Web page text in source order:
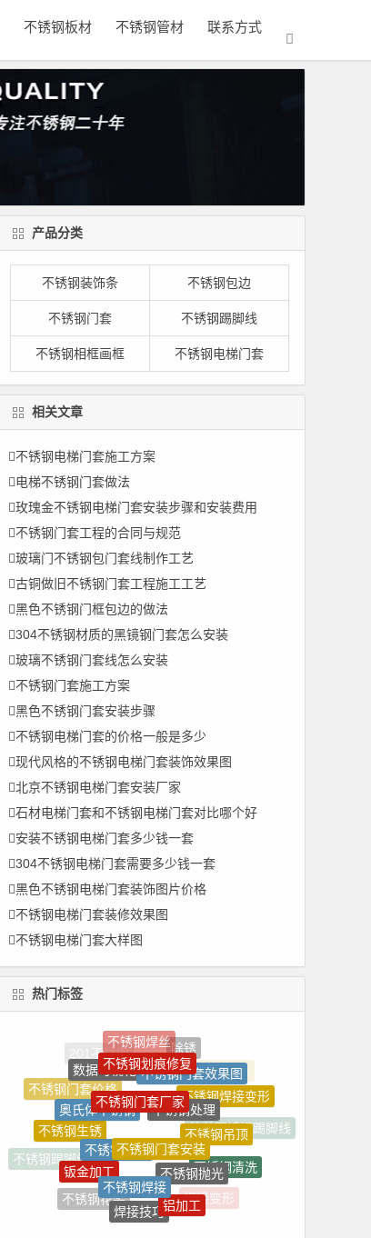
不锈钢板材 不锈钢管材 联系方式
产品分类
不锈钢装饰条 不锈钢包边
不锈钢门套 不锈钢踢脚线
不锈钢相框画框 不锈钢电梯门套
相关文章
不锈钢电梯门套施工方案
电梯不锈钢门套做法
玫瑰金不锈钢电梯门套安装步骤和安装费用
不锈钢门套工程的合同与规范
玻璃门不锈钢包门套线制作工艺
古铜做旧不锈钢门套工程施工工艺
黑色不锈钢门框包边的做法
304不锈钢材质的黑镜钢门套怎么安装
玻璃不锈钢门套线怎么安装
不锈钢门套施工方案
黑色不锈钢门套安装步骤
不锈钢电梯门套的价格一般是多少
现代风格的不锈钢电梯门套装饰效果图
北京不锈钢电梯门套安装厂家
石材电梯门套和不锈钢电梯门套对比哪个好
安装不锈钢电梯门套多少钱一套
304不锈钢电梯门套需要多少钱一套
黑色不锈钢电梯门套装饰图片价格
不锈钢电梯门套装修效果图
不锈钢电梯门套大样图
热门标签
不锈钢门套价格
数据可视化
不锈钢划痕修复
不锈钢门套效果图
不锈钢焊接变形
拉丝不锈钢踢脚线
氩弧焊加工
不锈钢踢脚线价格
不锈钢生锈
奥氏体不锈钢
不锈钢门套厂家
不锈钢处理
不锈钢吊顶
不锈钢清洗
焊接变形
不锈钢表面处理
冷轧
不锈钢花架
钣金加工
不锈钢安装不锈钢门套安装
不锈钢抛光
铝加工
焊接技巧
不锈钢焊接